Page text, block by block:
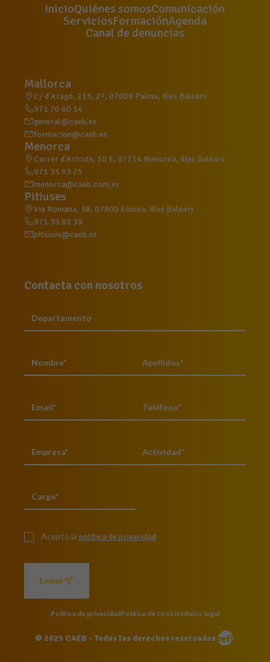
InicioQuiénes somosComunicación
ServiciosFormaciónAgenda
Canal de denuncias
Mallorca
C/ d'Aragó, 215, 2º, 07008 Palma, Illes Balears
971 70 60 14
general@caeb.es
formacion@caeb.es
Menorca
Carrer d'Artrutx, 10 E, 07714 Menorca, Illes Balears
971 35 63 75
menorca@caeb.com.es
Pitiuses
Via Romana, 38, 07800 Eivissa, Illes Balears
971 39 81 39
pitiuses@caeb.es
Contacta con nosotros
Acepto la política de privacidad
Enviar
Política de privacidadPolítica de cookiesAviso legal
© 2025 CAEB - Todos los derechos reservados